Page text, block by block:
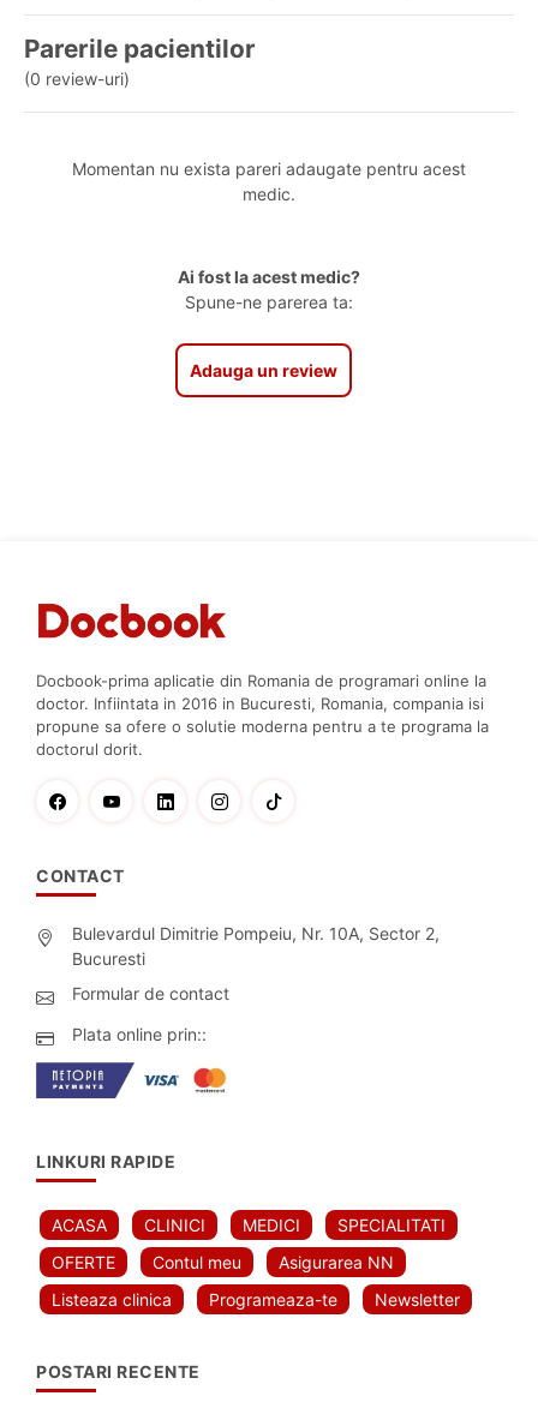
Parerile pacientilor
(0 review-uri)
Momentan nu exista pareri adaugate pentru acest
medic.
Ai fost la acest medic?
Spune-ne parerea ta:
Adauga un review
Docbook-prima aplicatie din Romania de programari online la
doctor. Infiintata in 2016 in Bucuresti, Romania, compania isi
propune sa ofere o solutie moderna pentru a te programa la
doctorul dorit.
CONTACT
Bulevardul Dimitrie Pompeiu, Nr. 10A, Sector 2,
Bucuresti
Formular de contact
Plata online prin::
LINKURI RAPIDE
ACASA CLINICI MEDICI
SPECIALITATI
OFERTE
Contul meu
Asigurarea NN
Listeaza clinica
Programeaza-te Newsletter
POSTARI RECENTE